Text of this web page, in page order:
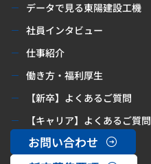
データで見る東陽建設工機
社員インタビュー
仕事紹介
働き方・福利厚生
【新卒】よくあるご質問
【キャリア】よくあるご質問
お問い合わせ